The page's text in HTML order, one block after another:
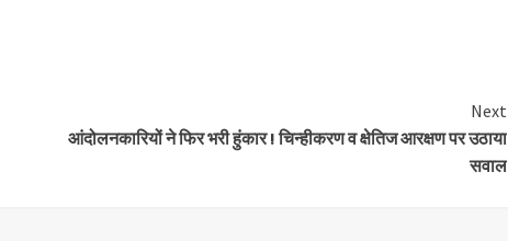
Next
आंदोलनकारियों ने फिर भरी हुंकार ! चिन्हीकरण व क्षेतिज आरक्षण पर उठाया
सवाल